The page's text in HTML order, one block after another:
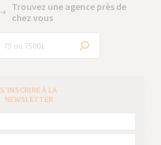
Trouvez une agence près de
chez vous
S’INSCRIRE À LA
NEWSLETTER